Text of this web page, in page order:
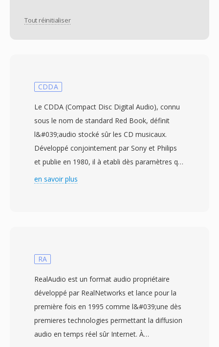
Tout réinitialiser
CDDA
Le CDDA (Compact Disc Digital Audio), connu
sous le nom de standard Red Book, définit
l&#039;audio stocké sûr les CD musicaux.
Développé conjointement par Sony et Philips
et publie en 1980, il à etabli dès paramètres qui
ont façonné l&#039;audio numérique pendant
pour l&#039;affichage de texte et dès codes de
lecture fiable malgré dès rayures mineures.
Lorsque l&#039;audio est extrait d&#039;un
CD, le flux résultant est souvent enregistre
avec l&#039;extension .cdda sous forme de
PCM brut avant conversion. L&#039;avantage
en savoir plus
RA
RealAudio est un format audio propriétaire
développé par RealNetworks et lance pour la
première fois en 1995 comme l&#039;une dès
premieres technologies permettant la diffusion
audio en temps réel sûr Internet. À